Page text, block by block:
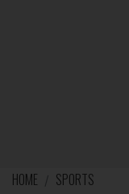
HOME SPORTS